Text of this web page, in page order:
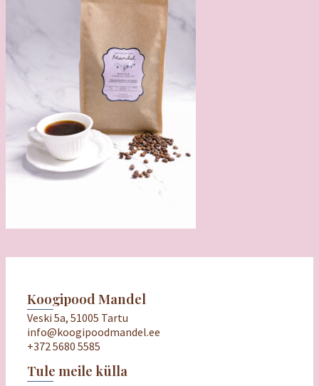
Koogipood Mandel
Veski 5a, 51005 Tartu
info@koogipoodmandel.ee
+372 5680 5585
Tule meile külla